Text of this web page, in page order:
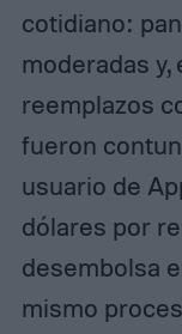
cotidiano:
moderadas y,
reemplazos
fueron
usuario de
dólares por
desembolsa
mismo